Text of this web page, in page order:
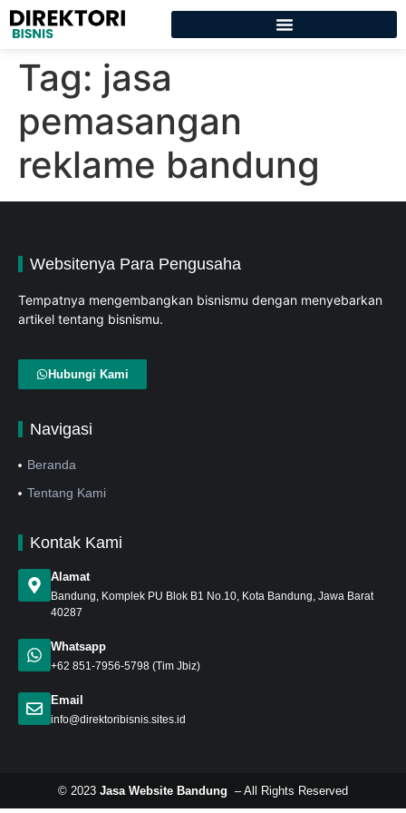
Tag: jasa
pemasangan
reklame bandung
Websitenya Para Pengusaha
Tempatnya mengembangkan bisnismu dengan menyebarkan
artikel tentang bisnismu.
Hubungi Kami
Navigasi
Beranda
Tentang Kami
Kontak Kami
Alamat
Bandung, Komplek PU Blok B1 No.10, Kota Bandung, Jawa Barat
40287
Whatsapp
+62 851-7956-5798 (Tim Jbiz)
Email
info@direktoribisnis.sites.id
© 2023 Jasa Website Bandung – All Rights Reserved